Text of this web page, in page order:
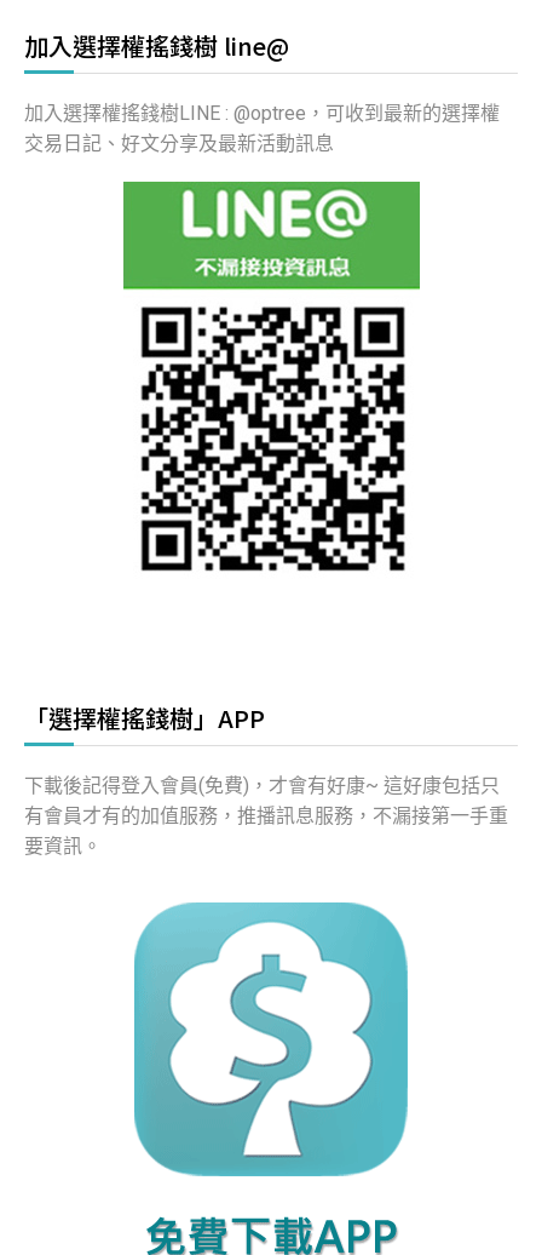
加入選擇權搖錢樹 line@
加入選擇權搖錢樹LINE : @optree，可收到最新的選擇權
交易日記、好文分享及最新活動訊息
「選擇權搖錢樹」APP
下載後記得登入會員(免費)，才會有好康~ 這好康包括只
有會員才有的加值服務，推播訊息服務，不漏接第一手重
要資訊。